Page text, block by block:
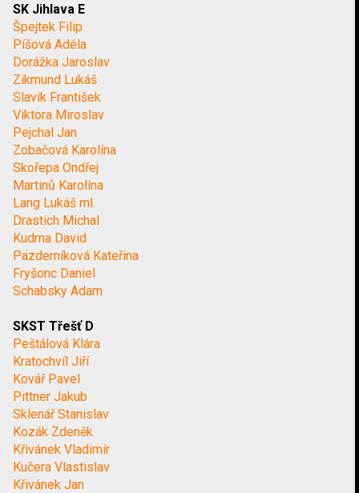
SK Jihlava E
Špejtek Filip
Píšová Adéla
Dorážka Jaroslav
Zikmund Lukáš
Slavík František
Viktora Miroslav
Pejchal Jan
Zobačová Karolína
Skořepa Ondřej
Martinů Karolína
Lang Lukáš ml.
Drastich Michal
Kudrna David
Pazderníková Kateřina
Fryšonc Daniel
Schabsky Adam
SKST Třešť D
Peštálová Klára
Kratochvíl Jiří
Kovář Pavel
Pittner Jakub
Sklenář Stanislav
Kozák Zdeněk
Křivánek Vladimír
Kučera Vlastislav
Křivánek Jan